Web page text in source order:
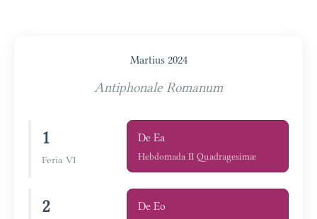
Martius 2024
Antiphonale Romanum
1
Feria VI
De Ea
Hebdomada II Quadragesimæ
2 De Eo